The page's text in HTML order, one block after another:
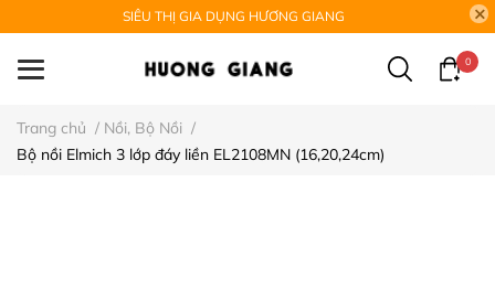
SIÊU THỊ GIA DỤNG HƯƠNG GIANG
0
Trang chủ / Nồi, Bộ Nồi /
Bộ nồi Elmich 3 lớp đáy liền EL2108MN (16,20,24cm)